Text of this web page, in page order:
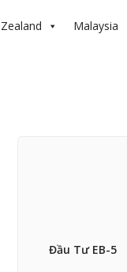
Malaysia
Đầu Tư EB-5